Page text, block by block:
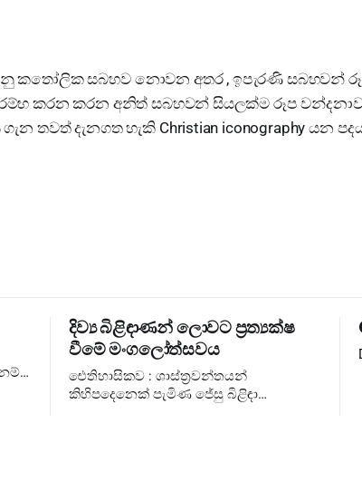
කතෝලික සබහව නොවන අතර , ඉපැරණි සබහවන්
කරන කරන අනිත් සබහවන් සියලක්ම රූප වන්දනාව
තවත් දැනගත හැකි Christian iconography යන
දිව්‍ය බිළිඳාණන් ලොවට ප්‍රත්‍යක්ෂ
වීමේ මංගලෝත්සවය
ඓතිහාසිකව : ශාස්ත්‍රවන්තයන්
කිහිපදෙනෙක් පැමිණ ජේසු බිළිඳා